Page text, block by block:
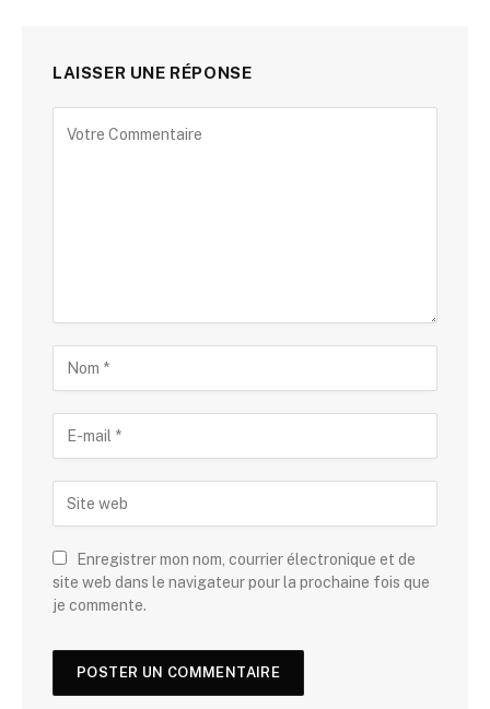
LAISSER UNE RÉPONSE
Enregistrer mon nom, courrier électronique et de
site web dans le navigateur pour la prochaine fois que
je commente.